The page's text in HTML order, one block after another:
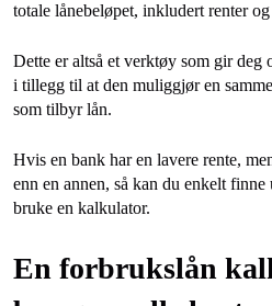
totale lånebeløpet, inkludert renter
Dette er altså et verktøy som gir
i tillegg til at den muliggjør en
som tilbyr lån.
Hvis en bank har en lavere rente,
enn en annen, så kan du enkelt
bruke en kalkulator.
En forbrukslån